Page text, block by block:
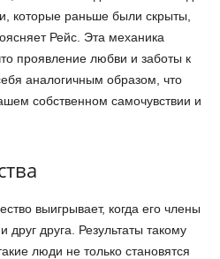
которые раньше были скрыты,
Рейс. Эта механика
проявление любви и заботы к
аналогичным образом, что
собственном самочувствии и
выигрывает, когда его члены
друг друга. Результаты такому
люди не только становятся